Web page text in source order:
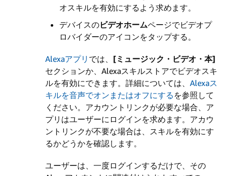
オスキルを有効にするよう求めます。
デバイスのビデオホームページでビデオプ
ロバイダーのアイコンをタップする。
Alexaアプリ では、 [ミュージック・ビデオ・本]
セクションか、Alexaスキルストアでビデオスキ
ルを有効にできます。詳細については、 Alexaス
キルを音声でオンまたはオフにする を参照して
ください。アカウントリンクが必要な場合、ア
プリはユーザーにログインを求めます。アカウ
ントリンクが不要な場合は、スキルを有効にす
るかどうかを確認します。
ユーザーは、一度ログインするだけで、その